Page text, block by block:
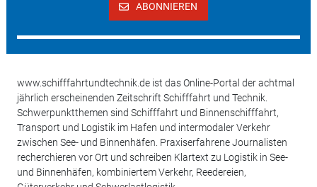
ABONNIEREN
www.schifffahrtundtechnik.de ist das Online-Portal der achtmal
jährlich erscheinenden Zeitschrift Schifffahrt und Technik.
Schwerpunktthemen sind Schifffahrt und Binnenschifffahrt,
Transport und Logistik im Hafen und intermodaler Verkehr
zwischen See- und Binnenhäfen. Praxiserfahrene Journalisten
recherchieren vor Ort und schreiben Klartext zu Logistik in See-
und Binnenhäfen, kombiniertem Verkehr, Reedereien,